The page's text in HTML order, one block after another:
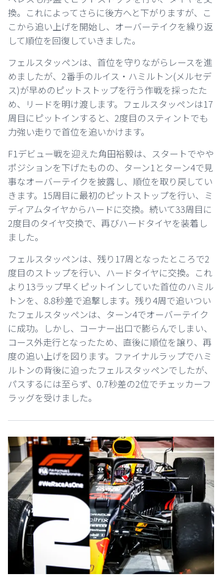
換。これによってさらに後方へと下がりますが、こ
こから追い上げを開始し、オーバーテイクを繰り返
して順位を回復していきました。
フェルスタッペンは、首位を守りながらレースを進
めましたが、2番手のルイス・ハミルトン(メルセデ
ス)が早めのピットストップを行う作戦を採ったた
め、リードを明け渡します。フェルスタッペンは17
周目にピットインすると、2度目のスティントでも
力強い走りで首位を追いかけます。
F1デビュー戦を迎えた角田裕毅は、スタートでやや
ポジションを下げたものの、ターン1とターン4で見
事なオーバーテイクを披露し、順位を取り戻してい
きます。15周目に最初のピットストップを行い、ミ
ディアムタイヤからハードに交換。続いて33周目に
2度目のタイヤ交換で、再びハードタイヤを装着し
ました。
フェルスタッペンは、残り17周となったところで2
度目のストップを行い、ハードタイヤに交換。これ
より13ラップ早くピットインしていた首位のハミル
トンを、8.8秒差で追撃します。残り4周で追いつい
たフェルスタッペンは、ターン4でオーバーテイク
に成功。しかし、コーナー出口で膨らんでしまい、
コース外走行となったため、直後に順位を譲り、再
度の追い上げを図ります。ファイナルラップでハミ
ルトンの背後に迫ったフェルスタッペンでしたが、
パスするには至らず、0.7秒差の2位でチェッカーフ
ラッグを受けました。